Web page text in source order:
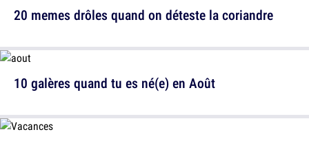
10 galères quand tu es né(e) en Août
20 memes drôles quand on déteste la coriandre